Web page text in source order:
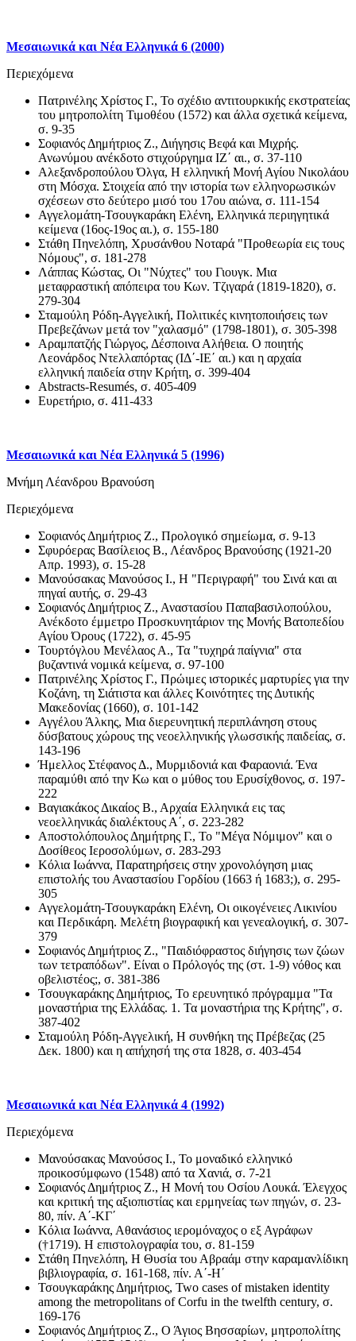
Μεσαιωνικά και Νέα Ελληνικά 6 (2000)
Περιεχόμενα
Πατρινέλης Χρίστος Γ., Το σχέδιο αντιτουρκικής εκστρατείας
του μητροπολίτη Τιμοθέου (1572) και άλλα σχετικά κείμενα,
σ. 9-35
Σοφιανός Δημήτριος Ζ., Διήγησις Βεφά και Μιχρής.
Ανωνύμου ανέκδοτο στιχούργημα ΙΖ΄ αι., σ. 37-110
Αλεξανδροπούλου Όλγα, Η ελληνική Μονή Αγίου Νικολάου
στη Μόσχα. Στοιχεία από την ιστορία των ελληνορωσικών
σχέσεων στο δεύτερο μισό του 17ου αιώνα, σ. 111-154
Αγγελομάτη-Τσουγκαράκη Ελένη, Ελληνικά περιηγητικά
κείμενα (16ος-19ος αι.), σ. 155-180
Στάθη Πηνελόπη, Χρυσάνθου Νοταρά "Προθεωρία εις τους
Νόμους", σ. 181-278
Λάππας Κώστας, Οι "Νύχτες" του Γιουγκ. Μια
μεταφραστική απόπειρα του Κων. Τζιγαρά (1819-1820), σ.
279-304
Σταμούλη Ρόδη-Αγγελική, Πολιτικές κινητοποιήσεις των
Πρεβεζάνων μετά τον "χαλασμό" (1798-1801), σ. 305-398
Αραμπατζής Γιώργος, Δέσποινα Αλήθεια. Ο ποιητής
Λεονάρδος Ντελλαπόρτας (ΙΔ΄-ΙΕ΄ αι.) και η αρχαία
ελληνική παιδεία στην Κρήτη, σ. 399-404
Αbstracts-Resumés, σ. 405-409
Ευρετήριο, σ. 411-433
Μεσαιωνικά και Νέα Ελληνικά 5 (1996)
Μνήμη Λέανδρου Βρανούση
Περιεχόμενα
Σοφιανός Δημήτριος Ζ., Προλογικό σημείωμα, σ. 9-13
Σφυρόερας Βασίλειος Β., Λέανδρος Βρανούσης (1921-20
Απρ. 1993), σ. 15-28
Μανούσακας Μανούσος Ι., Η "Περιγραφή" του Σινά και αι
πηγαί αυτής, σ. 29-43
Σοφιανός Δημήτριος Ζ., Αναστασίου Παπαβασιλοπούλου,
Ανέκδοτο έμμετρο Προσκυνητάριον της Μονής Βατοπεδίου
Αγίου Όρους (1722), σ. 45-95
Τουρτόγλου Μενέλαος Α., Τα "τυχηρά παίγνια" στα
βυζαντινά νομικά κείμενα, σ. 97-100
Πατρινέλης Χρίστος Γ., Πρώιμες ιστορικές μαρτυρίες για την
Κοζάνη, τη Σιάτιστα και άλλες Κοινότητες της Δυτικής
Μακεδονίας (1660), σ. 101-142
Αγγέλου Άλκης, Μια διερευνητική περιπλάνηση στους
δύσβατους χώρους της νεοελληνικής γλωσσικής παιδείας, σ.
143-196
Ήμελλος Στέφανος Δ., Μυρμιδονιά και Φαραονιά. Ένα
παραμύθι από την Κω και ο μύθος του Ερυσίχθονος, σ. 197-
222
Βαγιακάκος Δικαίος Β., Αρχαία Ελληνικά εις τας
νεοελληνικάς διαλέκτους Α΄, σ. 223-282
Αποστολόπουλος Δημήτρης Γ., Το "Μέγα Νόμιμον" και ο
Δοσίθεος Ιεροσολύμων, σ. 283-293
Κόλια Ιωάννα, Παρατηρήσεις στην χρονολόγηση μιας
επιστολής του Αναστασίου Γορδίου (1663 ή 1683;), σ. 295-
305
Αγγελομάτη-Τσουγκαράκη Ελένη, Οι οικογένειες Λικινίου
και Περδικάρη. Μελέτη βιογραφική και γενεαλογική, σ. 307-
379
Σοφιανός Δημήτριος Ζ., "Παιδιόφραστος διήγησις των ζώων
των τετραπόδων". Είναι ο Πρόλογός της (στ. 1-9) νόθος και
οβελιστέος;, σ. 381-386
Τσουγκαράκης Δημήτριος, Το ερευνητικό πρόγραμμα "Τα
μοναστήρια της Ελλάδας. 1. Τα μοναστήρια της Κρήτης", σ.
387-402
Σταμούλη Ρόδη-Αγγελική, Η συνθήκη της Πρέβεζας (25
Δεκ. 1800) και η απήχησή της στα 1828, σ. 403-454
Μεσαιωνικά και Νέα Ελληνικά 4 (1992)
Περιεχόμενα
Μανούσακας Μανούσος Ι., Το μοναδικό ελληνικό
προικοσύμφωνο (1548) από τα Χανιά, σ. 7-21
Σοφιανός Δημήτριος Ζ., Η Μονή του Οσίου Λουκά. Έλεγχος
και κριτική της αξιοπιστίας και ερμηνείας των πηγών, σ. 23-
80, πίν. Α΄-ΚΓ΄
Κόλια Ιωάννα, Αθανάσιος ιερομόναχος ο εξ Αγράφων
(†1719). Η επιστολογραφία του, σ. 81-159
Στάθη Πηνελόπη, Η Θυσία του Αβραάμ στην καραμανλίδικη
βιβλιογραφία, σ. 161-168, πίν. Α΄-Η΄
Τσουγκαράκης Δημήτριος, Two cases of mistaken identity
among the metropolitans of Corfu in the twelfth century, σ.
169-176
Σοφιανός Δημήτριος Ζ., Ο Άγιος Βησσαρίων, μητροπολίτης